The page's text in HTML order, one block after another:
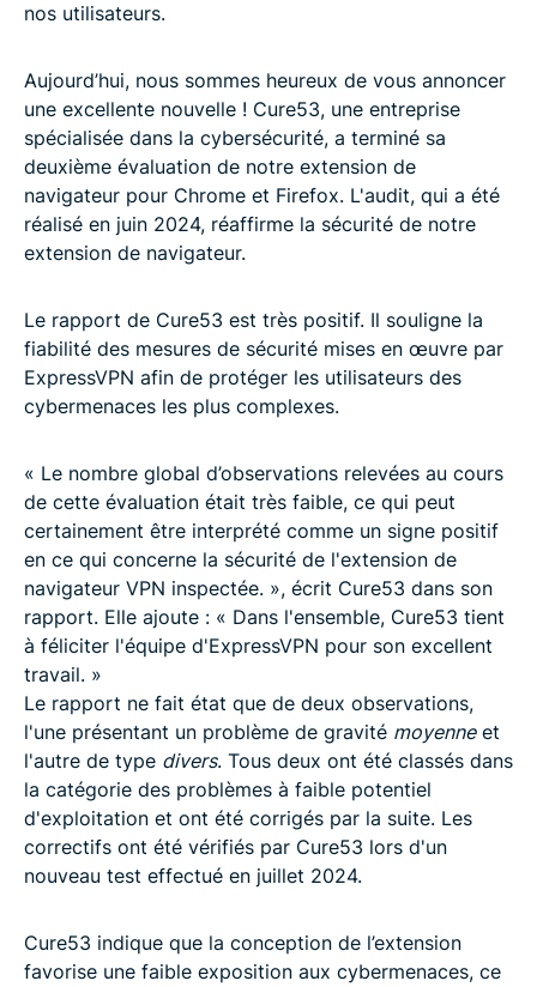
nos utilisateurs.
Aujourd’hui, nous sommes heureux de vous annoncer
une excellente nouvelle ! Cure53, une entreprise
spécialisée dans la cybersécurité, a terminé sa
deuxième évaluation de notre extension de
navigateur pour Chrome et Firefox. L'audit, qui a été
réalisé en juin 2024, réaffirme la sécurité de notre
extension de navigateur.
Le rapport de Cure53 est très positif. Il souligne la
fiabilité des mesures de sécurité mises en œuvre par
ExpressVPN afin de protéger les utilisateurs des
cybermenaces les plus complexes.
« Le nombre global d’observations relevées au cours
de cette évaluation était très faible, ce qui peut
certainement être interprété comme un signe positif
en ce qui concerne la sécurité de l'extension de
navigateur VPN inspectée. », écrit Cure53 dans son
rapport. Elle ajoute : « Dans l'ensemble, Cure53 tient
à féliciter l'équipe d'ExpressVPN pour son excellent
travail. »
Le rapport ne fait état que de deux observations,
l'une présentant un problème de gravité moyenneet
l'autre de type divers. Tous deux ont été classés dans
la catégorie des problèmes à faible potentiel
d'exploitation et ont été corrigés par la suite. Les
correctifs ont été vérifiés par Cure53 lors d'un
nouveau test effectué en juillet 2024.
Cure53 indique que la conception de l’extension
favorise une faible exposition aux cybermenaces, ce